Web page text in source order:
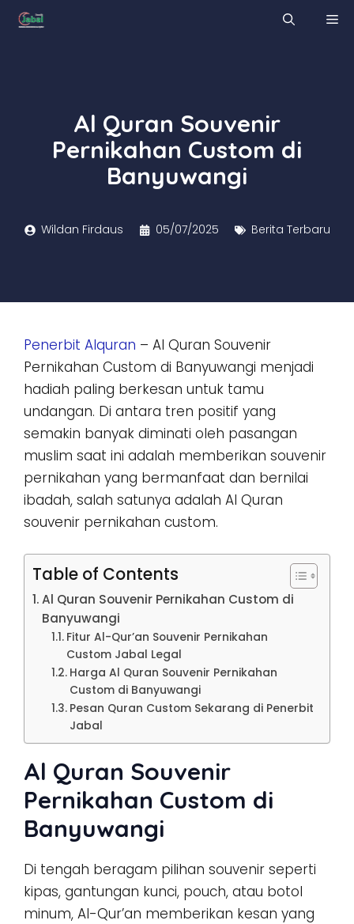
Skip
Al Quran Souvenir
Pernikahan Custom di
Banyuwangi
Wildan Firdaus 05/07/2025 Berita Terbaru
Penerbit Alquran – Al Quran Souvenir
Pernikahan Custom di Banyuwangi menjadi
hadiah paling berkesan untuk tamu
undangan. Di antara tren positif yang
semakin banyak diminati oleh pasangan
muslim saat ini adalah memberikan souvenir
pernikahan yang bermanfaat dan bernilai
ibadah, salah satunya adalah Al Quran
souvenir pernikahan custom.
Table of Contents
Al Quran Souvenir Pernikahan Custom di
Banyuwangi
Fitur Al-Qur’an Souvenir Pernikahan
Custom Jabal Legal
Harga Al Quran Souvenir Pernikahan
Custom di Banyuwangi
Pesan Quran Custom Sekarang di Penerbit
Jabal
Al Quran Souvenir
Pernikahan Custom di
Banyuwangi
Di tengah beragam pilihan souvenir seperti
kipas, gantungan kunci, pouch, atau botol
minum, Al-Qur’an memberikan kesan yang